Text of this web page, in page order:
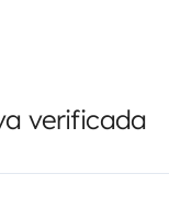
verificada